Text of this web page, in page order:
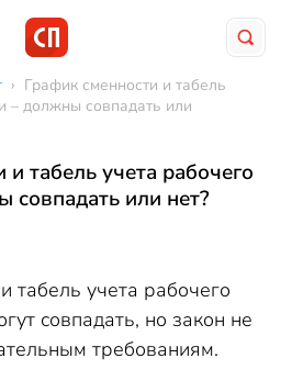
› График сменности и табель
– должны совпадать или
табель учета рабочего
совпадать или нет?
табель учета рабочего
совпадать, но закон не
требованиям.